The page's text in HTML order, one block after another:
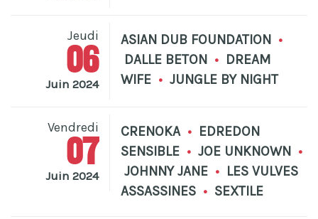
Jeudi
06
Juin 2024
ASIAN DUB FOUNDATION •
DALLE BETON • DREAM
WIFE • JUNGLE BY NIGHT
Vendredi
07
Juin 2024
CRENOKA • EDREDON
SENSIBLE • JOE UNKNOWN •
JOHNNY JANE • LES VULVES
ASSASSINES • SEXTILE